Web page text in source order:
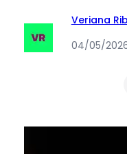
Veriana
04/05/